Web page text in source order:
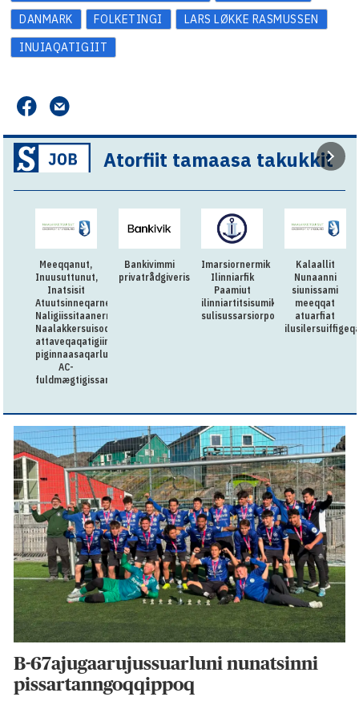
DANMARK
FOLKETINGI
LARS LØKKE RASMUSSEN
INUIAQATIGIIT
Atorfiit tamaasa takukkit
Meeqqanut,
Inuusuttunut,
Inatsisit
Atuutsinneqarnerannut
Naligiissitaanermullu
Naalakkersuisoqarfik
attaveqaqatigiinnermut
piginnaasaqarluartumik
AC-
fuldmægtigissarsiorpoq
Bankivimmi
privatrådgiverissarsiorpugut
Imarsiornermik
Ilinniarfik
Paamiut
ilinniartitsisumik
sulisussarsiorpoq
Kalaallit
Nunaanni
siunissami
meeqqat
atuarfiat
B-67ajugaarujussuarluni nunatsinni
pissartanngoqqippoq